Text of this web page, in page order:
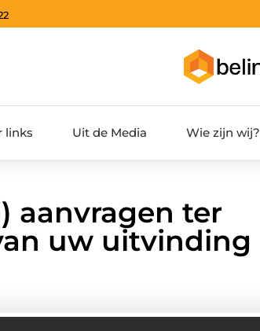
links Uit de Media Wie zijn wij?
aanvragen ter
uw uitvinding